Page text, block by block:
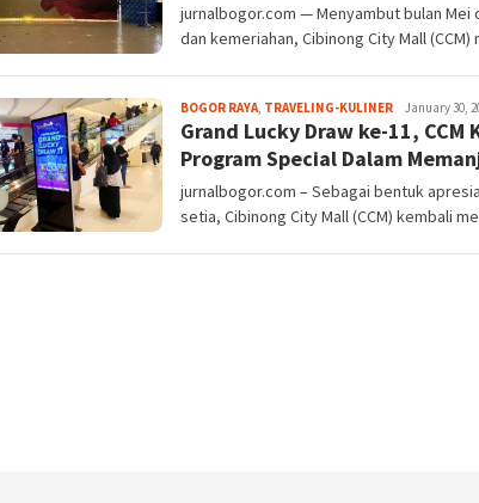
jurnalbogor.com — Menyambut bulan Mei
dan kemeriahan, Cibinong City Mall
BOGOR RAYA, TRAVELING-KULINERAga
Alamanda
January 30,
Grand Lucky Draw ke-11,
Program Special Dalam
jurnalbogor.com – Sebagai bentuk
setia, Cibinong City Mall (CCM) kembali